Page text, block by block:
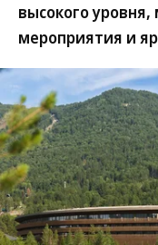
высокого
мероприятия и